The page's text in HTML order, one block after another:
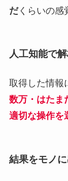
だくらいの感
人工知能で
取得した情報
数万・はたま
適切な操作を
結果をモノ